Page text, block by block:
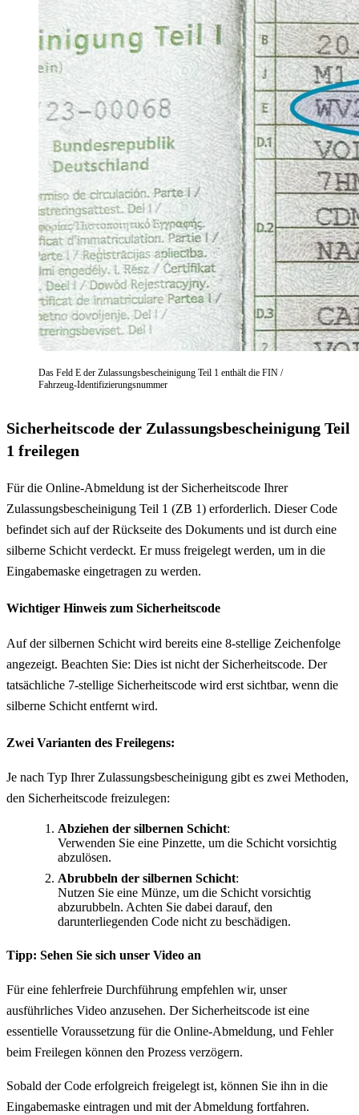
Das Feld E der Zulassungsbescheinigung Teil 1 enthält die FIN /
Fahrzeug-Identifizierungsnummer
Sicherheitscode der Zulassungsbescheinigung Teil
1 freilegen
Für die Online-Abmeldung ist der Sicherheitscode Ihrer
Zulassungsbescheinigung Teil 1 (ZB 1) erforderlich. Dieser Code
befindet sich auf der Rückseite des Dokuments und ist durch eine
silberne Schicht verdeckt. Er muss freigelegt werden, um in die
Eingabemaske eingetragen zu werden.
Wichtiger Hinweis zum Sicherheitscode
Auf der silbernen Schicht wird bereits eine 8-stellige Zeichenfolge
angezeigt. Beachten Sie: Dies ist nicht der Sicherheitscode. Der
tatsächliche 7-stellige Sicherheitscode wird erst sichtbar, wenn die
silberne Schicht entfernt wird.
Zwei Varianten des Freilegens:
Je nach Typ Ihrer Zulassungsbescheinigung gibt es zwei Methoden,
den Sicherheitscode freizulegen:
Abziehen der silbernen Schicht:
Verwenden Sie eine Pinzette, um die Schicht vorsichtig
abzulösen.
Abrubbeln der silbernen Schicht:
Nutzen Sie eine Münze, um die Schicht vorsichtig
abzurubbeln. Achten Sie dabei darauf, den
darunterliegenden Code nicht zu beschädigen.
Tipp: Sehen Sie sich unser Video an
Für eine fehlerfreie Durchführung empfehlen wir, unser
ausführliches Video anzusehen. Der Sicherheitscode ist eine
essentielle Voraussetzung für die Online-Abmeldung, und Fehler
beim Freilegen können den Prozess verzögern.
Sobald der Code erfolgreich freigelegt ist, können Sie ihn in die
Eingabemaske eintragen und mit der Abmeldung fortfahren.